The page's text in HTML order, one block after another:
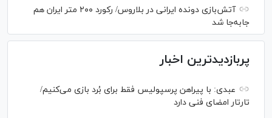
آتش‌بازی دونده ایرانی در بلاروس/ رکورد ۲۰۰ متر ایران هم
جابه‌جا شد
پربازدیدترین اخبار
عبدی: با پیراهن پرسپولیس فقط برای بُرد بازی می‌کنیم/
تارتار امضای فنی دارد